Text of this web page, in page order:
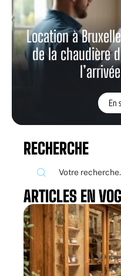
Location à
de la chaudière
En
RECHERCHE
ARTICLES EN